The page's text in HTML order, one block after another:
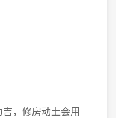
，修房动土会用